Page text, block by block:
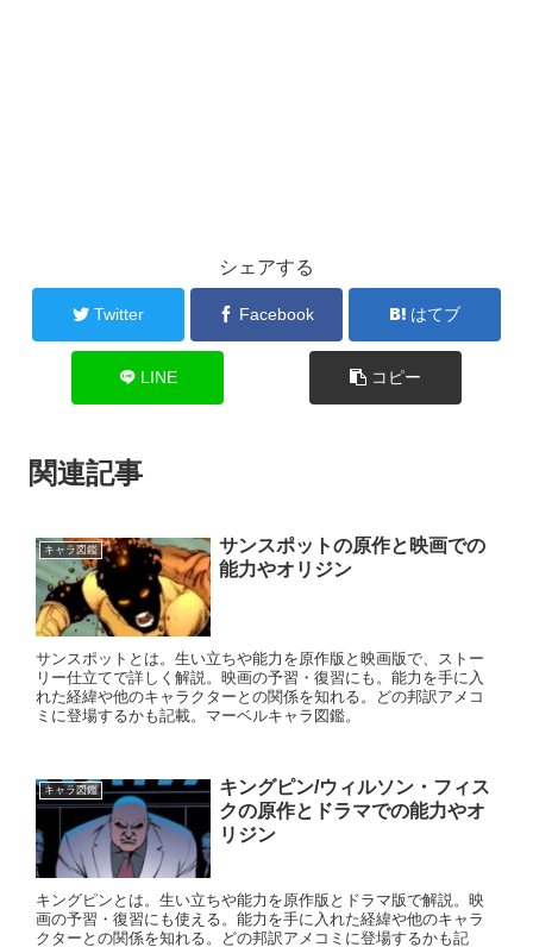
シェアする
Twitter Facebook はてブ
LINE コピー
関連記事
キャラ図鑑
サンスポットの原作と映画での
能力やオリジン
サンスポットとは。生い立ちや能力を原作版と映画版で、ストー
リー仕立てで詳しく解説。映画の予習・復習にも。能力を手に入
れた経緯や他のキャラクターとの関係を知れる。どの邦訳アメコ
ミに登場するかも記載。マーベルキャラ図鑑。
キャラ図鑑
キングピン/ウィルソン・フィス
クの原作とドラマでの能力やオ
リジン
キングピンとは。生い立ちや能力を原作版とドラマ版で解説。映
画の予習・復習にも使える。能力を手に入れた経緯や他のキャラ
クターとの関係を知れる。どの邦訳アメコミに登場するかも記